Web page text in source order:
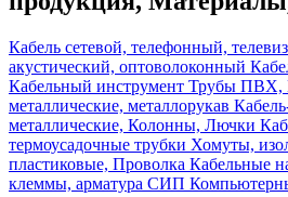
Кабель сетевой, телефонный,
акустический, оптоволоконный
Кабельный инструмент Трубы
металлические, металлорукав
металлические, Колонны, Лючки
термоусадочные трубки Хомуты,
пластиковые, Проволка Кабельные
клеммы, арматура СИП